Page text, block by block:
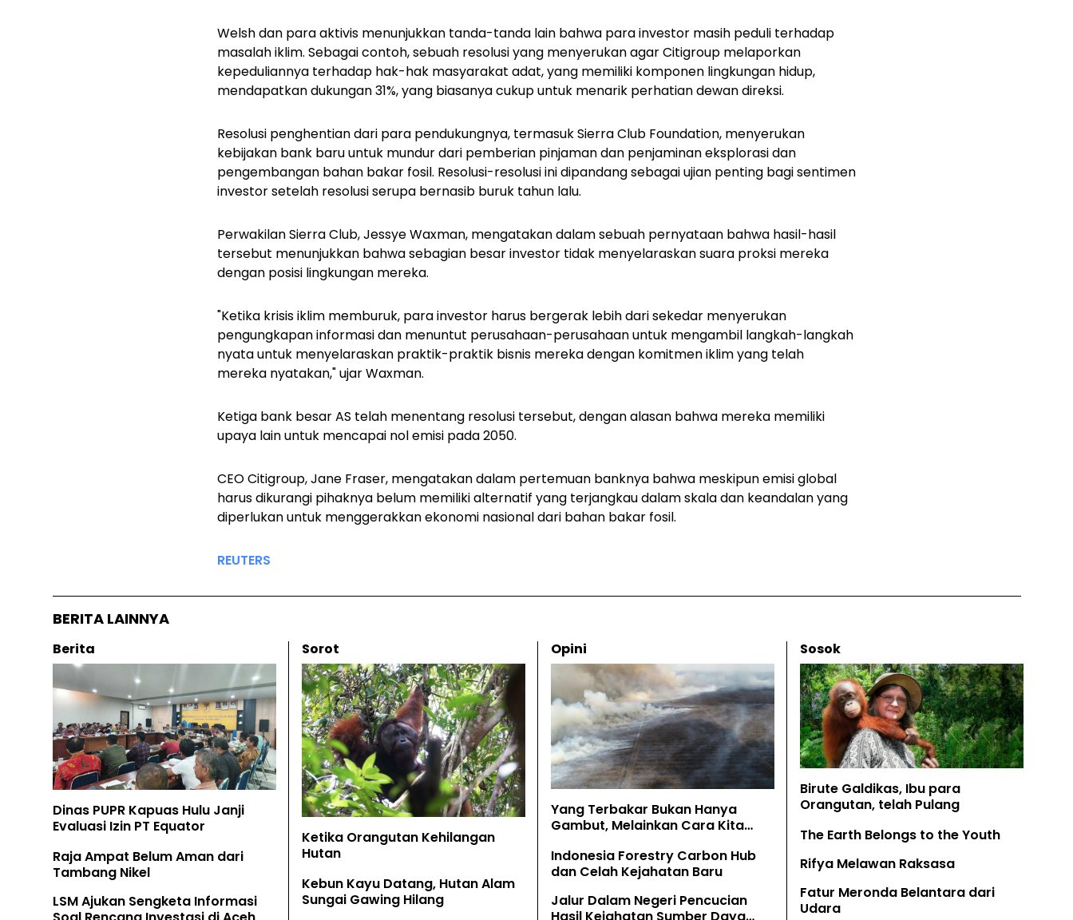
Welsh dan para aktivis menunjukkan tanda-tanda lain bahwa para investor masih peduli terhadap
masalah iklim. Sebagai contoh, sebuah resolusi yang menyerukan agar Citigroup melaporkan
kepeduliannya terhadap hak-hak masyarakat adat, yang memiliki komponen lingkungan hidup,
mendapatkan dukungan 31%, yang biasanya cukup untuk menarik perhatian dewan direksi.
Resolusi penghentian dari para pendukungnya, termasuk Sierra Club Foundation, menyerukan
kebijakan bank baru untuk mundur dari pemberian pinjaman dan penjaminan eksplorasi dan
pengembangan bahan bakar fosil. Resolusi-resolusi ini dipandang sebagai ujian penting bagi sentimen
investor setelah resolusi serupa bernasib buruk tahun lalu.
Perwakilan Sierra Club, Jessye Waxman, mengatakan dalam sebuah pernyataan bahwa hasil-hasil
tersebut menunjukkan bahwa sebagian besar investor tidak menyelaraskan suara proksi mereka
dengan posisi lingkungan mereka.
"Ketika krisis iklim memburuk, para investor harus bergerak lebih dari sekedar menyerukan
pengungkapan informasi dan menuntut perusahaan-perusahaan untuk mengambil langkah-langkah
nyata untuk menyelaraskan praktik-praktik bisnis mereka dengan komitmen iklim yang telah
mereka nyatakan," ujar Waxman.
Ketiga bank besar AS telah menentang resolusi tersebut, dengan alasan bahwa mereka memiliki
upaya lain untuk mencapai nol emisi pada 2050.
CEO Citigroup, Jane Fraser, mengatakan dalam pertemuan banknya bahwa meskipun emisi global
harus dikurangi pihaknya belum memiliki alternatif yang terjangkau dalam skala dan keandalan yang
diperlukan untuk menggerakkan ekonomi nasional dari bahan bakar fosil.
REUTERS
BERITA LAINNYA
Berita
Dinas PUPR Kapuas Hulu Janji
Evaluasi Izin PT Equator
Raja Ampat Belum Aman dari
Tambang Nikel
LSM Ajukan Sengketa Informasi
Sorot
Ketika Orangutan Kehilangan
Hutan
Kebun Kayu Datang, Hutan Alam
Sungai Gawing Hilang
Opini
Yang Terbakar Bukan Hanya
Gambut, Melainkan Cara Kita
Indonesia Forestry Carbon Hub
dan Celah Kejahatan Baru
Jalur Dalam Negeri Pencucian
Sosok
Birute Galdikas, Ibu para
Orangutan, telah Pulang
The Earth Belongs to the Youth
Rifya Melawan Raksasa
Fatur Meronda Belantara dari
Udara